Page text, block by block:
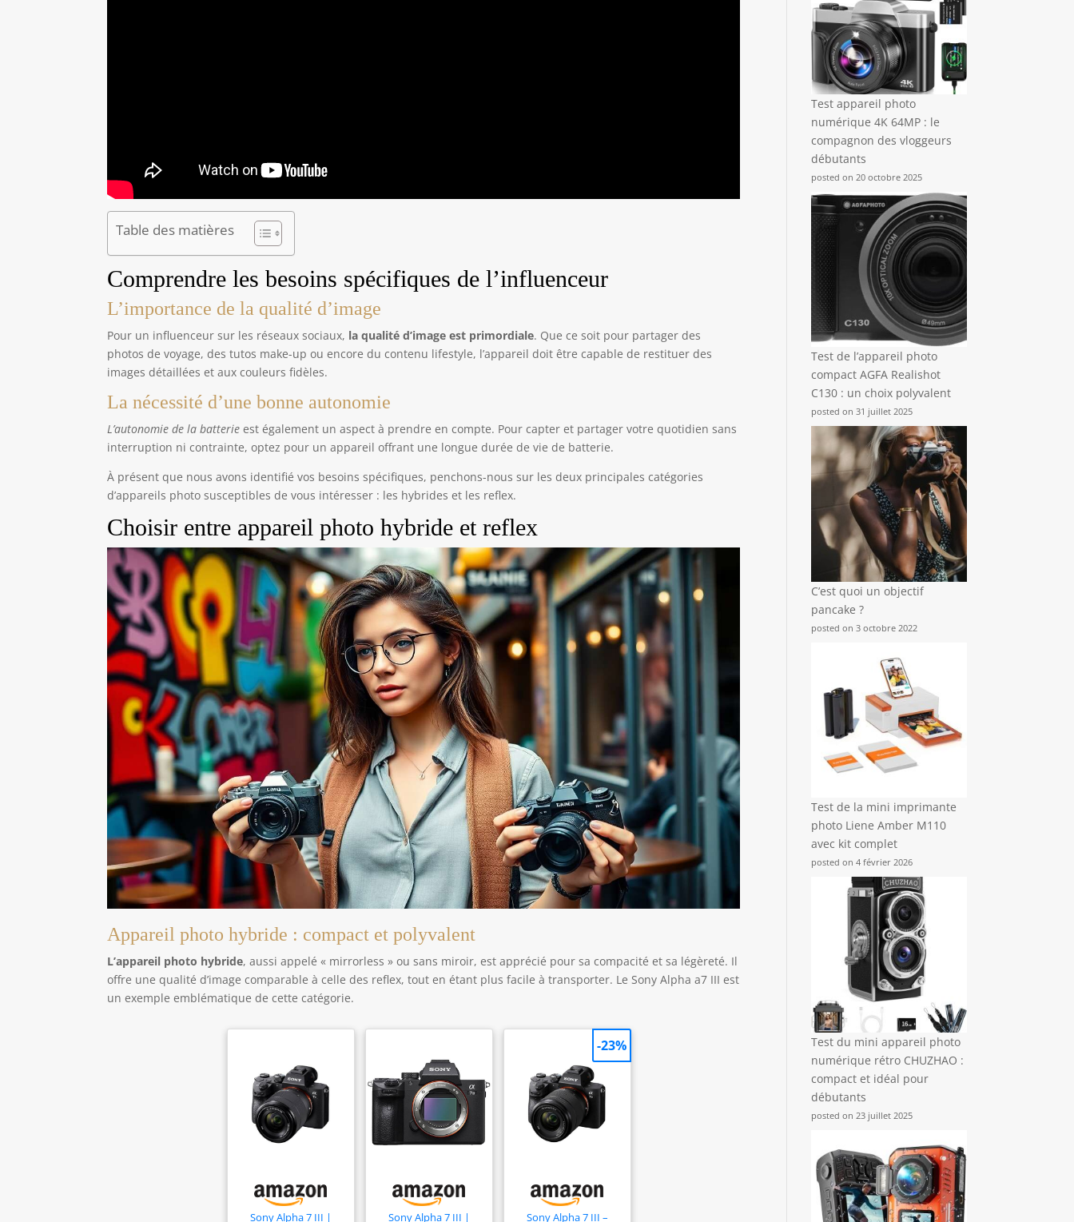
Table des matières
Comprendre les besoins spécifiques de l’influenceur
L’importance de la qualité d’image
Pour un influenceur sur les réseaux sociaux, la qualité d’image est primordiale. Que ce soit pour partager des
photos de voyage, des tutos make-up ou encore du contenu lifestyle, l’appareil doit être capable de restituer des
images détaillées et aux couleurs fidèles.
La nécessité d’une bonne autonomie
L’autonomie de la batterie est également un aspect à prendre en compte. Pour capter et partager votre quotidien sans
interruption ni contrainte, optez pour un appareil offrant une longue durée de vie de batterie.
À présent que nous avons identifié vos besoins spécifiques, penchons-nous sur les deux principales catégories
d’appareils photo susceptibles de vous intéresser : les hybrides et les reflex.
Choisir entre appareil photo hybride et reflex
Appareil photo hybride : compact et polyvalent
L’appareil photo hybride, aussi appelé « mirrorless » ou sans miroir, est apprécié pour sa compacité et sa légèreté. Il
offre une qualité d’image comparable à celle des reflex, tout en étant plus facile à transporter. Le Sony Alpha a7 III est
un exemple emblématique de cette catégorie.
Sony Alpha 7 III |
Sony Alpha 7 III |
Sony Alpha 7 III –
-23%
Test appareil photo
numérique 4K 64MP : le
compagnon des vloggeurs
débutants
posted on 20 octobre 2025
Test de l’appareil photo
compact AGFA Realishot
C130 : un choix polyvalent
posted on 31 juillet 2025
C’est quoi un objectif
pancake ?
posted on 3 octobre 2022
Test de la mini imprimante
photo Liene Amber M110
avec kit complet
posted on 4 février 2026
Test du mini appareil photo
numérique rétro CHUZHAO :
compact et idéal pour
débutants
posted on 23 juillet 2025